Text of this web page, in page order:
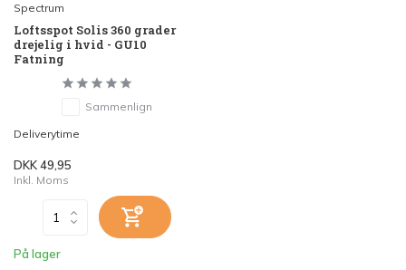
Spectrum
Loftsspot Solis 360 grader
drejelig i hvid - GU10
Fatning
Sammenlign
Deliverytime
DKK 49,95
Inkl. Moms
På lager